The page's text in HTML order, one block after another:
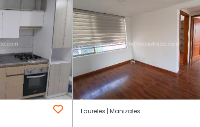
Laureles | Manizales